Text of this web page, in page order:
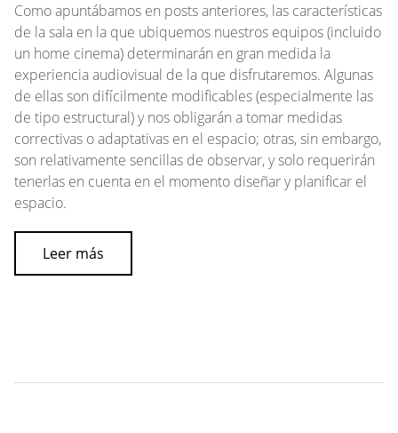
Como apuntábamos en posts anteriores, las características
de la sala en la que ubiquemos nuestros equipos (incluido
un home cinema) determinarán en gran medida la
experiencia audiovisual de la que disfrutaremos. Algunas
de ellas son difícilmente modificables (especialmente las
de tipo estructural) y nos obligarán a tomar medidas
correctivas o adaptativas en el espacio; otras, sin embargo,
son relativamente sencillas de observar, y solo requerirán
tenerlas en cuenta en el momento diseñar y planificar el
espacio.
Leer más